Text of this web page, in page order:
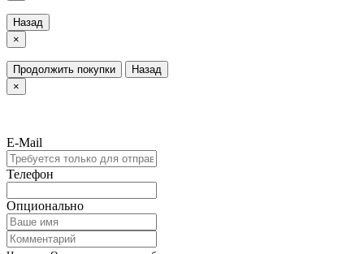
Назад
×
Продолжить покупки
Назад
×
E-Mail
Телефон
Опционально